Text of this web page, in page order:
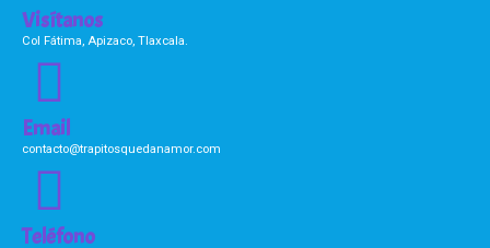
Visítanos
Col Fátima, Apizaco, Tlaxcala.
Email
contacto@trapitosquedanamor.com
Teléfono